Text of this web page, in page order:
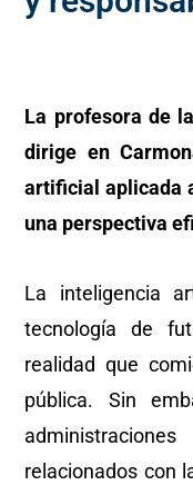
La profesora de
dirige en
artificial aplicada
una perspectiva
La inteligencia
tecnología de
realidad que
pública. Sin
relacionados con